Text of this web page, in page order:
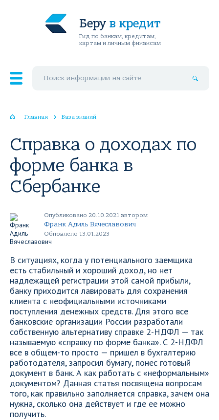
Беру в кредит
Гид по банкам, кредитам,
картам и личным финансам
Главная База знаний
Справка о доходах по
форме банка в
Сбербанке
Опубликовано 20.10.2021 автором
Франк Адиль Вячеславович
Обновлено 13.01.2023
В ситуациях, когда у потенциального заемщика
есть стабильный и хороший доход, но нет
надлежащей регистрации этой самой прибыли,
банку приходится лавировать для сохранения
клиента с неофициальными источниками
поступления денежных средств. Для этого все
банковские организации России разработали
собственную альтернативу справке 2-НДФЛ — так
называемую «справку по форме банка». С 2-НДФЛ
все в общем-то просто — пришел в бухгалтерию
работодателя, запросил бумагу, понес готовый
документ в банк. А как работать с «неформальным»
документом? Данная статья посвящена вопросам
того, как правильно заполняется справка, зачем она
нужна, сколько она действует и где ее можно
получить.